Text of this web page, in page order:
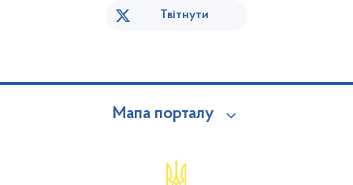
Твітнути
Мапа порталу